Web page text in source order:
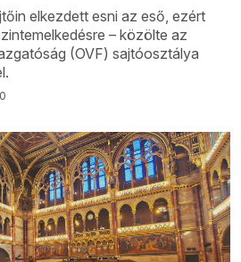
elkezdett esni az eső, ezért
– közölte az
(OVF) sajtóosztálya